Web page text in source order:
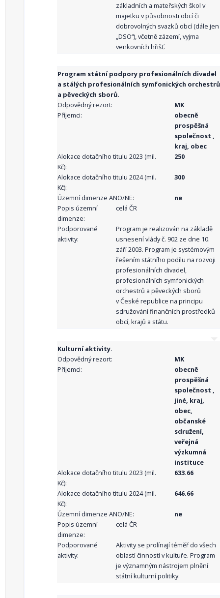
základních a mateřských škol v
majetku v působnosti obcí či
dobrovolných svazků obcí (dále jen
„DSO“), včetně zázemí, vyjma
venkovních hřišť.
Program státní podpory profesionálních divadel
a stálých profesionálních symfonických orchestrů
a pěveckých sborů.
Odpovědný rezort:
MK
Příjemci:
obecně
prospěšná
společnost ,
kraj, obec
Alokace dotačního titulu 2023 (mil.
Kč):
250
Alokace dotačního titulu 2024 (mil.
Kč):
300
Územní dimenze ANO/NE:
ne
Popis územní
dimenze:
celá ČR
Podporované
aktivity:
Program je realizován na základě
usnesení vlády č. 902 ze dne 10.
září 2003. Program je systémovým
řešením státního podílu na rozvoji
profesionálních divadel,
profesionálních symfonických
orchestrů a pěveckých sborů
v České republice na principu
sdružování finančních prostředků
obcí, krajů a státu.
Kulturní aktivity.
Odpovědný rezort:
MK
Příjemci:
obecně
prospěšná
společnost ,
jiné, kraj,
obec,
občanské
sdružení,
veřejná
výzkumná
instituce
Alokace dotačního titulu 2023 (mil.
Kč):
633.66
Alokace dotačního titulu 2024 (mil.
Kč):
646.66
Územní dimenze ANO/NE:
ne
Popis územní
dimenze:
celá ČR
Podporované
aktivity:
Aktivity se prolínají téměř do všech
oblastí činností v kultuře. Program
je významným nástrojem plnění
státní kulturní politiky.